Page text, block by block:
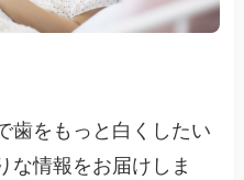
歯をもっと白くしたい
な情報をお届けしま